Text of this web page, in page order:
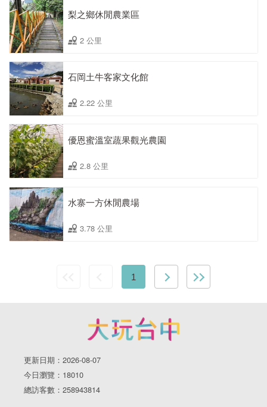
梨之鄉休閒農業區
2 公里
石岡土牛客家文化館
2.22 公里
優恩蜜溫室蔬果觀光農園
2.8 公里
水寨一方休閒農場
3.78 公里
1
更新日期：2026-08-07
今日瀏覽：18010
總訪客數：258943814